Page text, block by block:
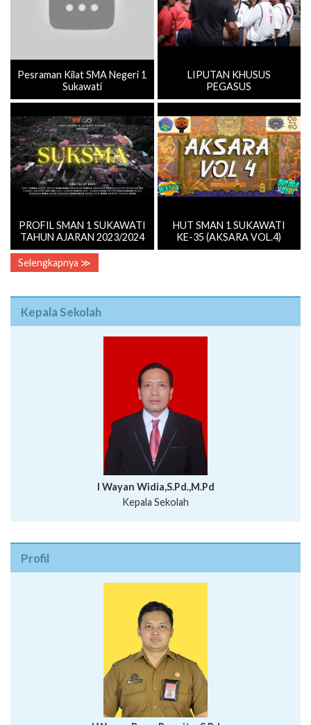
Pesraman Kilat SMA Negeri 1
Sukawati
LIPUTAN KHUSUS
PEGASUS
PROFIL SMAN 1 SUKAWATI
TAHUN AJARAN 2023/2024
HUT SMAN 1 SUKAWATI
KE-35 (AKSARA VOL.4)
Selengkapnya ≫
Kepala Sekolah
I Wayan Widia,S.Pd.,M.Pd
Kepala Sekolah
Profil